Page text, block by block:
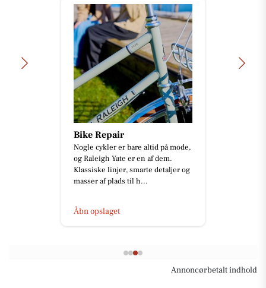
Bike Repair
Nogle cykler er bare altid på mode,
og Raleigh Yate er en af dem.
Klassiske linjer, smarte detaljer og
masser af plads til h...
Åbn opslaget
Annoncørbetalt indhold